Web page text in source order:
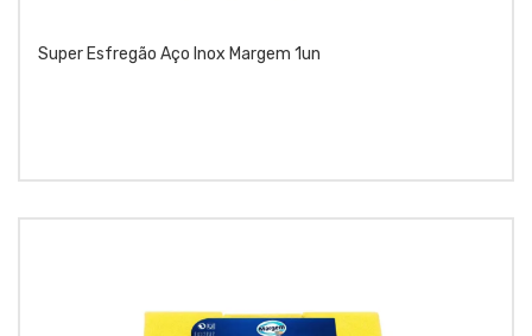
Super Esfregão Aço Inox Margem 1un